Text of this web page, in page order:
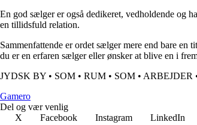
En god sælger er også dedikeret, vedholdende og
en tillidsfuld relation.
Sammenfattende er ordet sælger mere end bare
du er en erfaren sælger eller ønsker at blive en i
JYDSK BY • SOM • RUM • SOM • ARBEJDER
Gamero
Del og vær venlig
X
Facebook Instagram LinkedIn